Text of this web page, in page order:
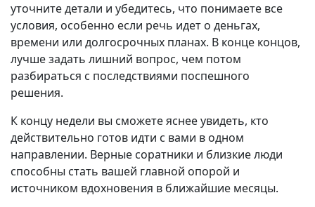
уточните детали и убедитесь, что понимаете все
условия, особенно если речь идет о деньгах,
времени или долгосрочных планах. В конце концов,
лучше задать лишний вопрос, чем потом
разбираться с последствиями поспешного
решения.
К концу недели вы сможете яснее увидеть, кто
действительно готов идти с вами в одном
направлении. Верные соратники и близкие люди
способны стать вашей главной опорой и
источником вдохновения в ближайшие месяцы.